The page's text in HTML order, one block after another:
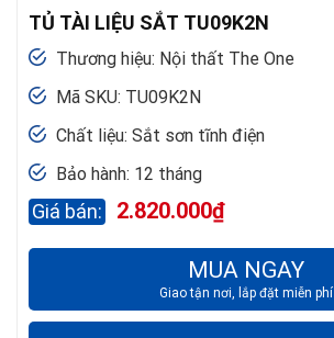
TỦ TÀI LIỆU SẮT TU09K2N
Thương hiệu: Nội thất The One
Mã SKU: TU09K2N
Chất liệu: Sắt sơn tĩnh điện
Bảo hành: 12 tháng
2.820.000₫
MUA NGAY
Giao tận nơi, lắp đặt miễn phí